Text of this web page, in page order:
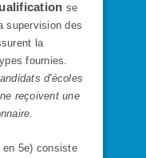
se
supervision des
la
fournies.
d'écoles
reçoivent une
5e) consiste